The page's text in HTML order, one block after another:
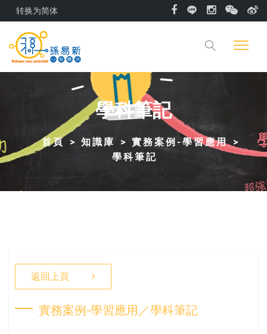
转换为简体
學科筆記
首頁 知識庫
實務案例-學習應用
學科筆記
返回上頁
實務案例-學習應用／學科筆記